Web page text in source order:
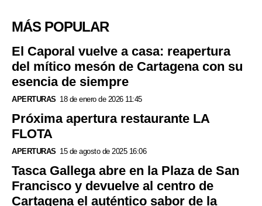
MÁS POPULAR
El Caporal vuelve a casa: reapertura
del mítico mesón de Cartagena con su
esencia de siempre
APERTURAS 18 de enero de 2026 11:45
Próxima apertura restaurante LA
FLOTA
APERTURAS 15 de agosto de 2025 16:06
Tasca Gallega abre en la Plaza de San
Francisco y devuelve al centro de
Cartagena el auténtico sabor de la